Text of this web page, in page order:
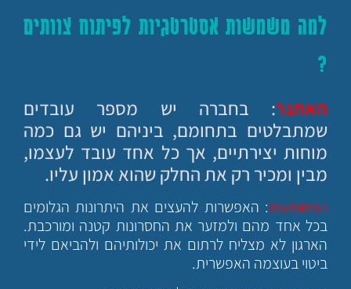
למה משמשות אסטרטגיות לפיתוח צוותים
?
האתגר: בחברה יש מספר עובדים
שמתבלטים בתחומם, ביניהם יש גם כמה
מוחות יצירתיים, אך כל אחד עובד לעצמו,
מבין ומכיר רק את החלק שהוא אמון עליו.
המשמעות: האפשרות להעצים את היתרונות הגלומים
בכל אחד מהם ולמזער את החסרונות קטנה ומורכבת.
הארגון לא מצליח לרתום את יכולותיהם ולהביאם לידי
ביטוי בעוצמה האפשרית.